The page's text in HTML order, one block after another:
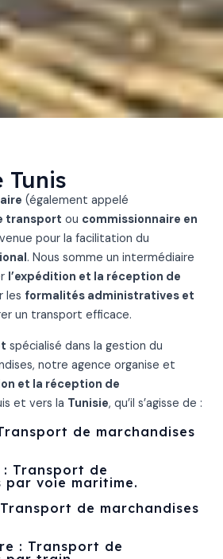
Tunis
(également appelé
transport ou commissionnaire en
pour la facilitation du
. Nous somme un intermédiaire
l’expédition et la réception de
les formalités administratives et
un transport efficace.
spécialisé dans la gestion du
notre agence organise et
et la réception de
et vers la Tunisie, qu’il s’agisse de :
de marchandises
Transport de
par voie maritime.
de marchandises
: Transport de